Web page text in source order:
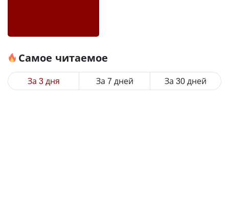
Самое читаемое
За 3 дня За 7 дней За 30 дней